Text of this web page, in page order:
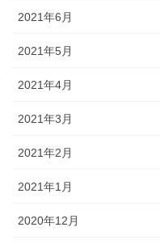
2021年6月
2021年5月
2021年4月
2021年3月
2021年2月
2021年1月
2020年12月